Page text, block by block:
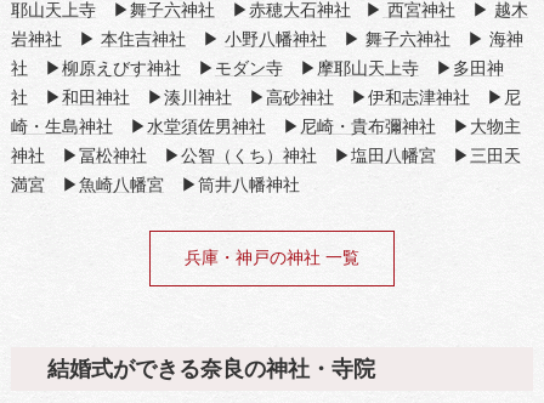
耶山天上寺▶ 舞子六神社 ▶ 赤穂大石神社 ▶ 西宮神社 ▶ 越木
岩神社 ▶ 本住吉神社 ▶ 小野八幡神社 ▶ 舞子六神社 ▶ 海神
社 ▶ 柳原えびす神社 ▶ モダン寺▶ 摩耶山天上寺▶ 多田神
社 ▶ 和田神社 ▶ 湊川神社 ▶ 高砂神社 ▶ 伊和志津神社 ▶ 尼
崎・生島神社 ▶ 水堂須佐男神社 ▶ 尼崎・貴布彌神社 ▶ 大物主
神社 ▶ 冨松神社 ▶ 公智（くち）神社 ▶ 塩田八幡宮▶ 三田天
満宮▶ 魚崎八幡宮▶筒井八幡神社
兵庫・神戸の神社 一覧
結婚式ができる奈良の神社・寺院